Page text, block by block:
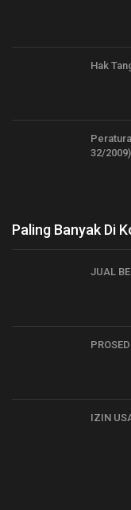
Hak
32/2009)
Paling Banyak Di
JUAL
IZIN